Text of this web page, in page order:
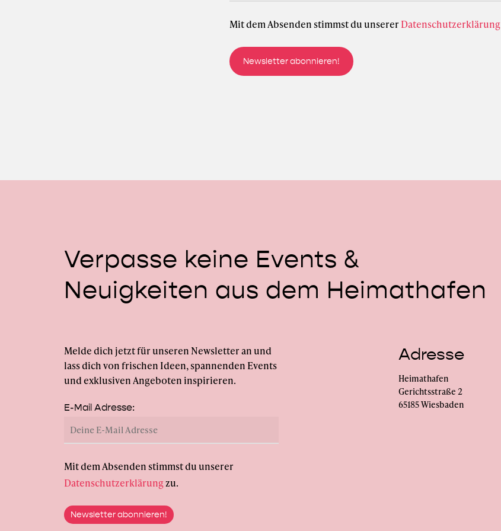
Mit dem Absenden stimmst du unsererDatenschutzerklärung
Verpasse keine Events &
Neuigkeiten aus dem Heimathafen
Melde dich jetzt für unseren Newsletter an und
lass dich von frischen Ideen, spannenden Events
und exklusiven Angeboten inspirieren.
E-Mail Adresse:
Mit dem Absenden stimmst du unserer
Datenschutzerklärungzu.
Adresse
Heimathafen
Gerichtsstraße 2
65185 Wiesbaden